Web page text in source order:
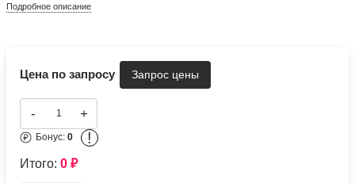
Подробное описание
Цена по запросу
- +
Бонус:0 !
Итого:0₽